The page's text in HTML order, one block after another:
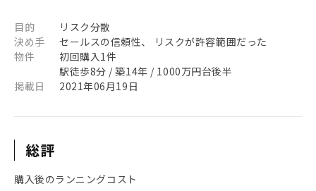
目的
リスク分散
決め手
セールスの信頼性、 リスクが許容範囲だった
物件
初回購入1件
駅徒歩8分 / 築14年 / 1000万円台後半
掲載日
2021年06月19日
総評
購入後のランニングコスト